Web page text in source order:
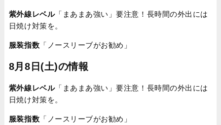
紫外線レベル「まあまあ強い」要注意！長時間の外出には
日焼け対策を。
服装指数 「ノースリーブがお勧め」
8月8日(土)の情報
紫外線レベル「まあまあ強い」要注意！長時間の外出には
日焼け対策を。
服装指数 「ノースリーブがお勧め」